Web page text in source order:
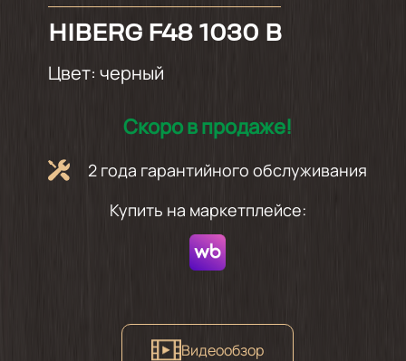
HIBERG F48 1030 B
Цвет: черный
Скоро в продаже!
2 года гарантийного обслуживания
Купить на маркетплейсе:
Видеообзор